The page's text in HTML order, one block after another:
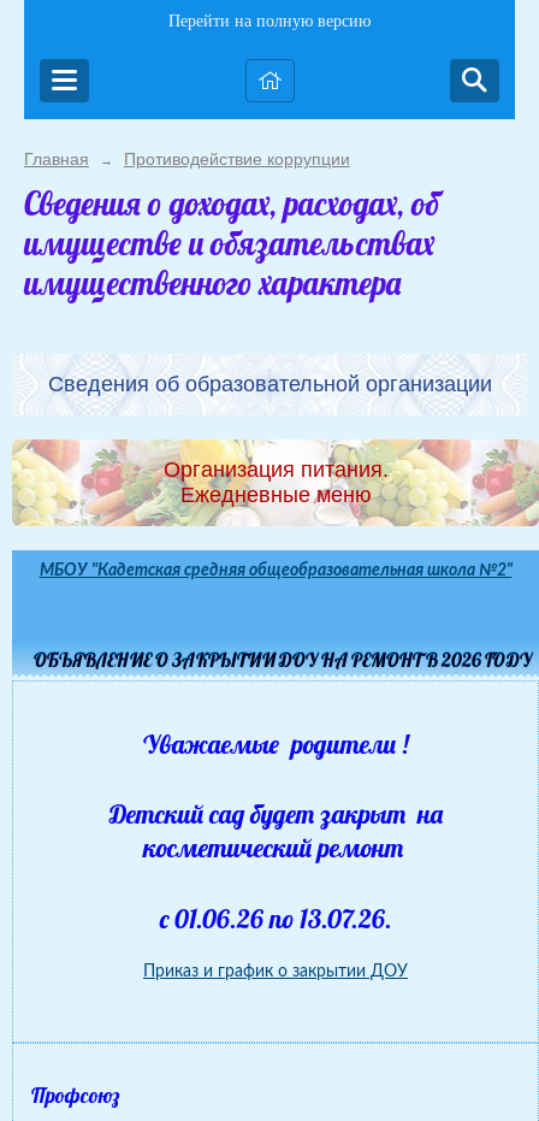
Перейти на полную версию
Главная → Противодействие коррупции
Сведения о доходах, расходах, об
имуществе и обязательствах
имущественного характера
Сведения об образовательной организации
Организация питания.
Ежедневные меню
МБОУ "Кадетская средняя общеобразовательная школа №2"
ОБЪЯВЛЕНИЕ О ЗАКРЫТИИ ДОУ НА РЕМОНТ В 2026 ГОДУ
Уважаемые родители !
Детский сад будет закрыт на
косметический ремонт
с 01.06.26 по 13.07.26.
Приказ и график о закрытии ДОУ
Профсоюз